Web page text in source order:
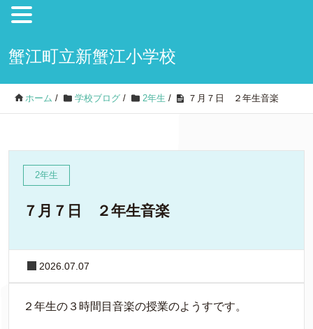
蟹江町立新蟹江小学校
ホーム / 学校ブログ / 2年生 / ７月７日 ２年生音楽
2年生
７月７日 ２年生音楽
2026.07.07
２年生の３時間目音楽の授業のようすです。